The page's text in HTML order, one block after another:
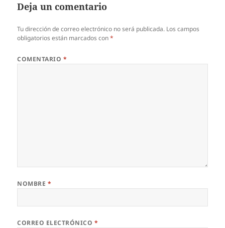
Deja un comentario
Tu dirección de correo electrónico no será publicada. Los campos
obligatorios están marcados con*
COMENTARIO *
NOMBRE *
CORREO ELECTRÓNICO *